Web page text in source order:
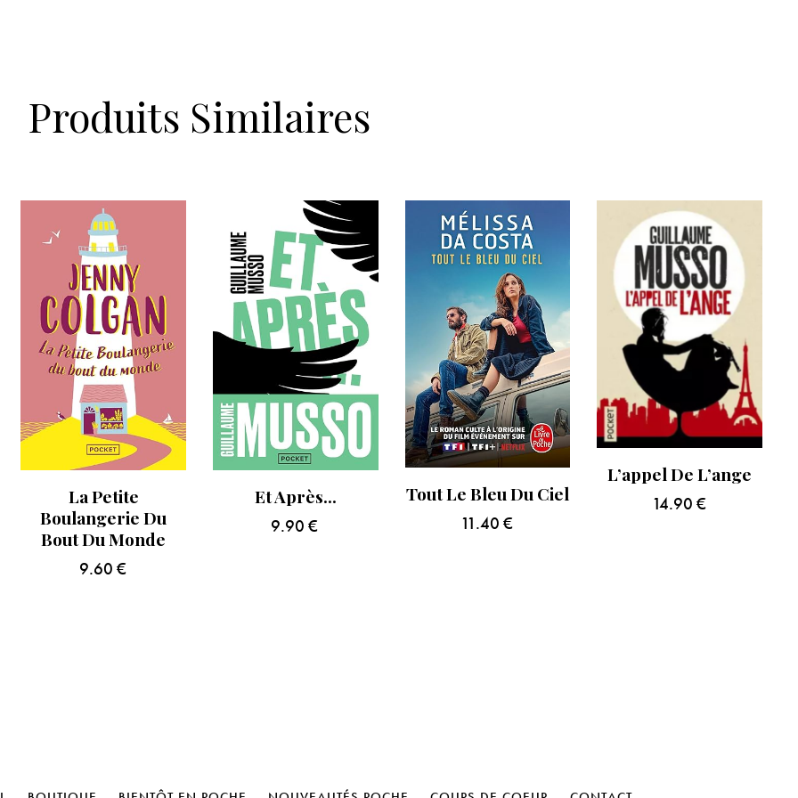
Produits Similaires
La Petite
Boulangerie Du
Bout Du Monde
9.60 €
Et Après…
9.90€
Tout Le Bleu Du Ciel
11.40 €
L’appel De L’ange
14.90 €